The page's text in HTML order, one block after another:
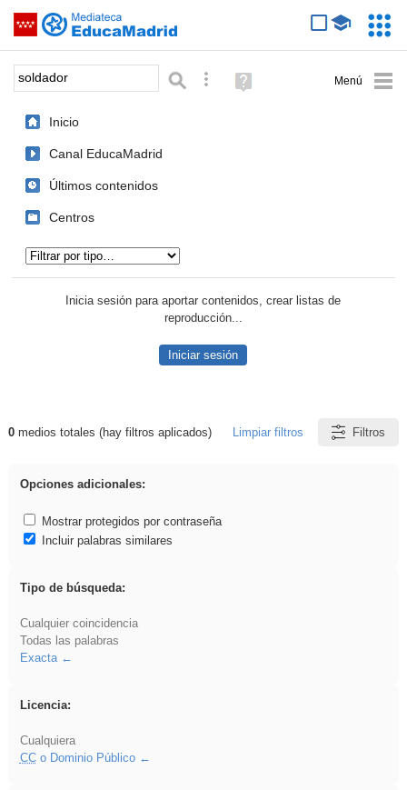
Saltar navegación
Palabra o frase: Búsqueda avanzada
Ayuda
(en
Inicio
Canal EducaMadrid
Últimos contenidos
Centros
Inicia sesión para aportar contenidos, crear listas de
reproducción...
Iniciar sesión
Resultados de: soldador
0medios totales (hay filtros aplicados) Limpiar filtros Filtros
Opciones adicionales:
Mostrar protegidos por contraseña
Incluir palabras similares
Tipo de búsqueda:
Cualquier coincidencia
Todas las palabras
Exacta
Licencia:
Cualquiera
CCo Dominio Público